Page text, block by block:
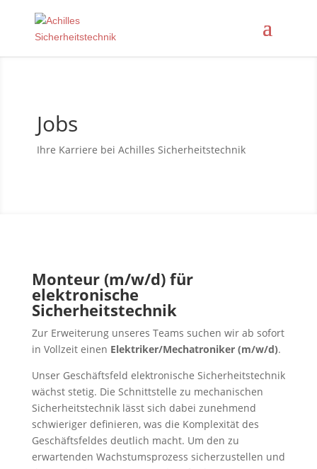
Jobs
Ihre Karriere bei Achilles Sicherheitstechnik
Monteur (m/w/d) für
elektronische
Sicherheitstechnik
Zur Erweiterung unseres Teams suchen wir ab sofort
in Vollzeit einen Elektriker/Mechatroniker (m/w/d).
Unser Geschäftsfeld elektronische Sicherheitstechnik
wächst stetig. Die Schnittstelle zu mechanischen
Sicherheitstechnik lässt sich dabei zunehmend
schwieriger definieren, was die Komplexität des
Geschäftsfeldes deutlich macht. Um den zu
erwartenden Wachstumsprozess sicherzustellen und